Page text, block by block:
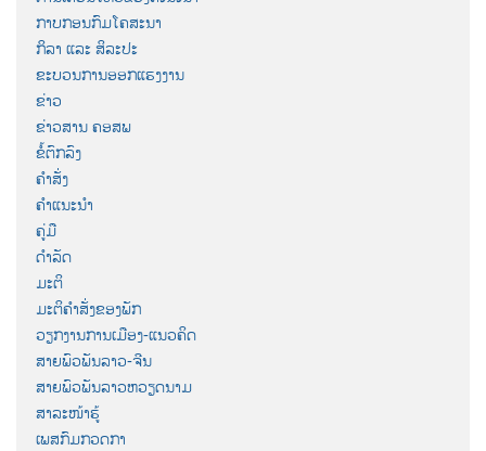
ກາບກອນກົມໂຄສະນາ
ກິລາ ແລະ ສິລະປະ
ຂະບວນການອອກແຮງງານ
ຂ່າວ
ຂ່າວສານ ຄອສພ
ຂໍ້ຕົກລົງ
ຄຳສັ່ງ
ຄຳແນະນຳ
ຄູ່ມື
ດຳລັດ
ມະຕິ
ມະຕິຄຳສັ່ງຂອງພັກ
ວຽກງານການເມືອງ-ແນວຄິດ
ສາຍພົວພັນລາວ-ຈີນ
ສາຍພົວພັນລາວຫວຽດນາມ
ສາລະໜ້າຮູ້
ເພສກົມກວດກາ